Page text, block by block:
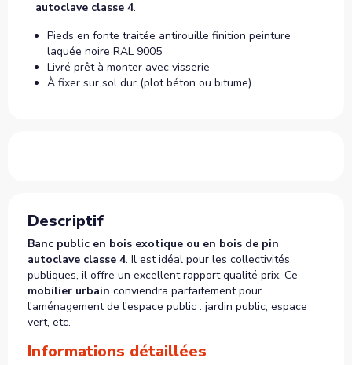
autoclave classe 4.
Pieds en fonte traitée antirouille finition peinture
laquée noire RAL 9005
Livré prêt à monter avec visserie
À fixer sur sol dur (plot béton ou bitume)
Descriptif
Banc public en bois exotique ou en bois de pin
autoclave classe 4. Il est idéal pour les collectivités
publiques, il offre un excellent rapport qualité prix. Ce
mobilier urbain conviendra parfaitement pour
l'aménagement de l'espace public : jardin public, espace
vert, etc.
Informations détaillées